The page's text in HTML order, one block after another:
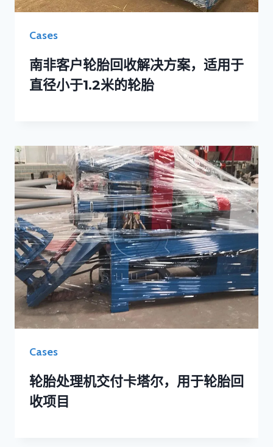
Cases
南非客户轮胎回收解决方案，适用于
直径小于1.2米的轮胎
Cases
轮胎处理机交付卡塔尔，用于轮胎回
收项目